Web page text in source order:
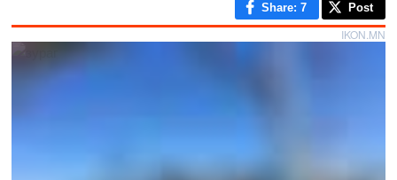
Share: 7 Post
IKON.MN